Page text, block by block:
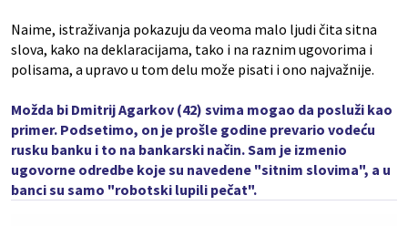
Naime, istraživanja pokazuju da veoma malo ljudi čita sitna
slova, kako na deklaracijama, tako i na raznim ugovorima i
polisama, a upravo u tom delu može pisati i ono najvažnije.
Možda bi Dmitrij Agarkov (42) svima mogao da posluži kao
primer. Podsetimo, on je prošle godine prevario vodeću
rusku banku i to na bankarski način. Sam je izmenio
ugovorne odredbe koje su navedene "sitnim slovima", a u
banci su samo "robotski lupili pečat".